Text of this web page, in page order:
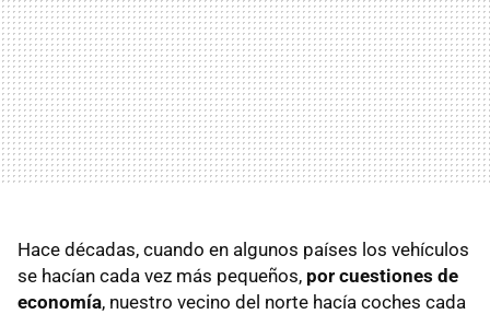
Hace décadas, cuando en algunos países los vehículos
se hacían cada vez más pequeños, por cuestiones de
economía, nuestro vecino del norte hacía coches cada